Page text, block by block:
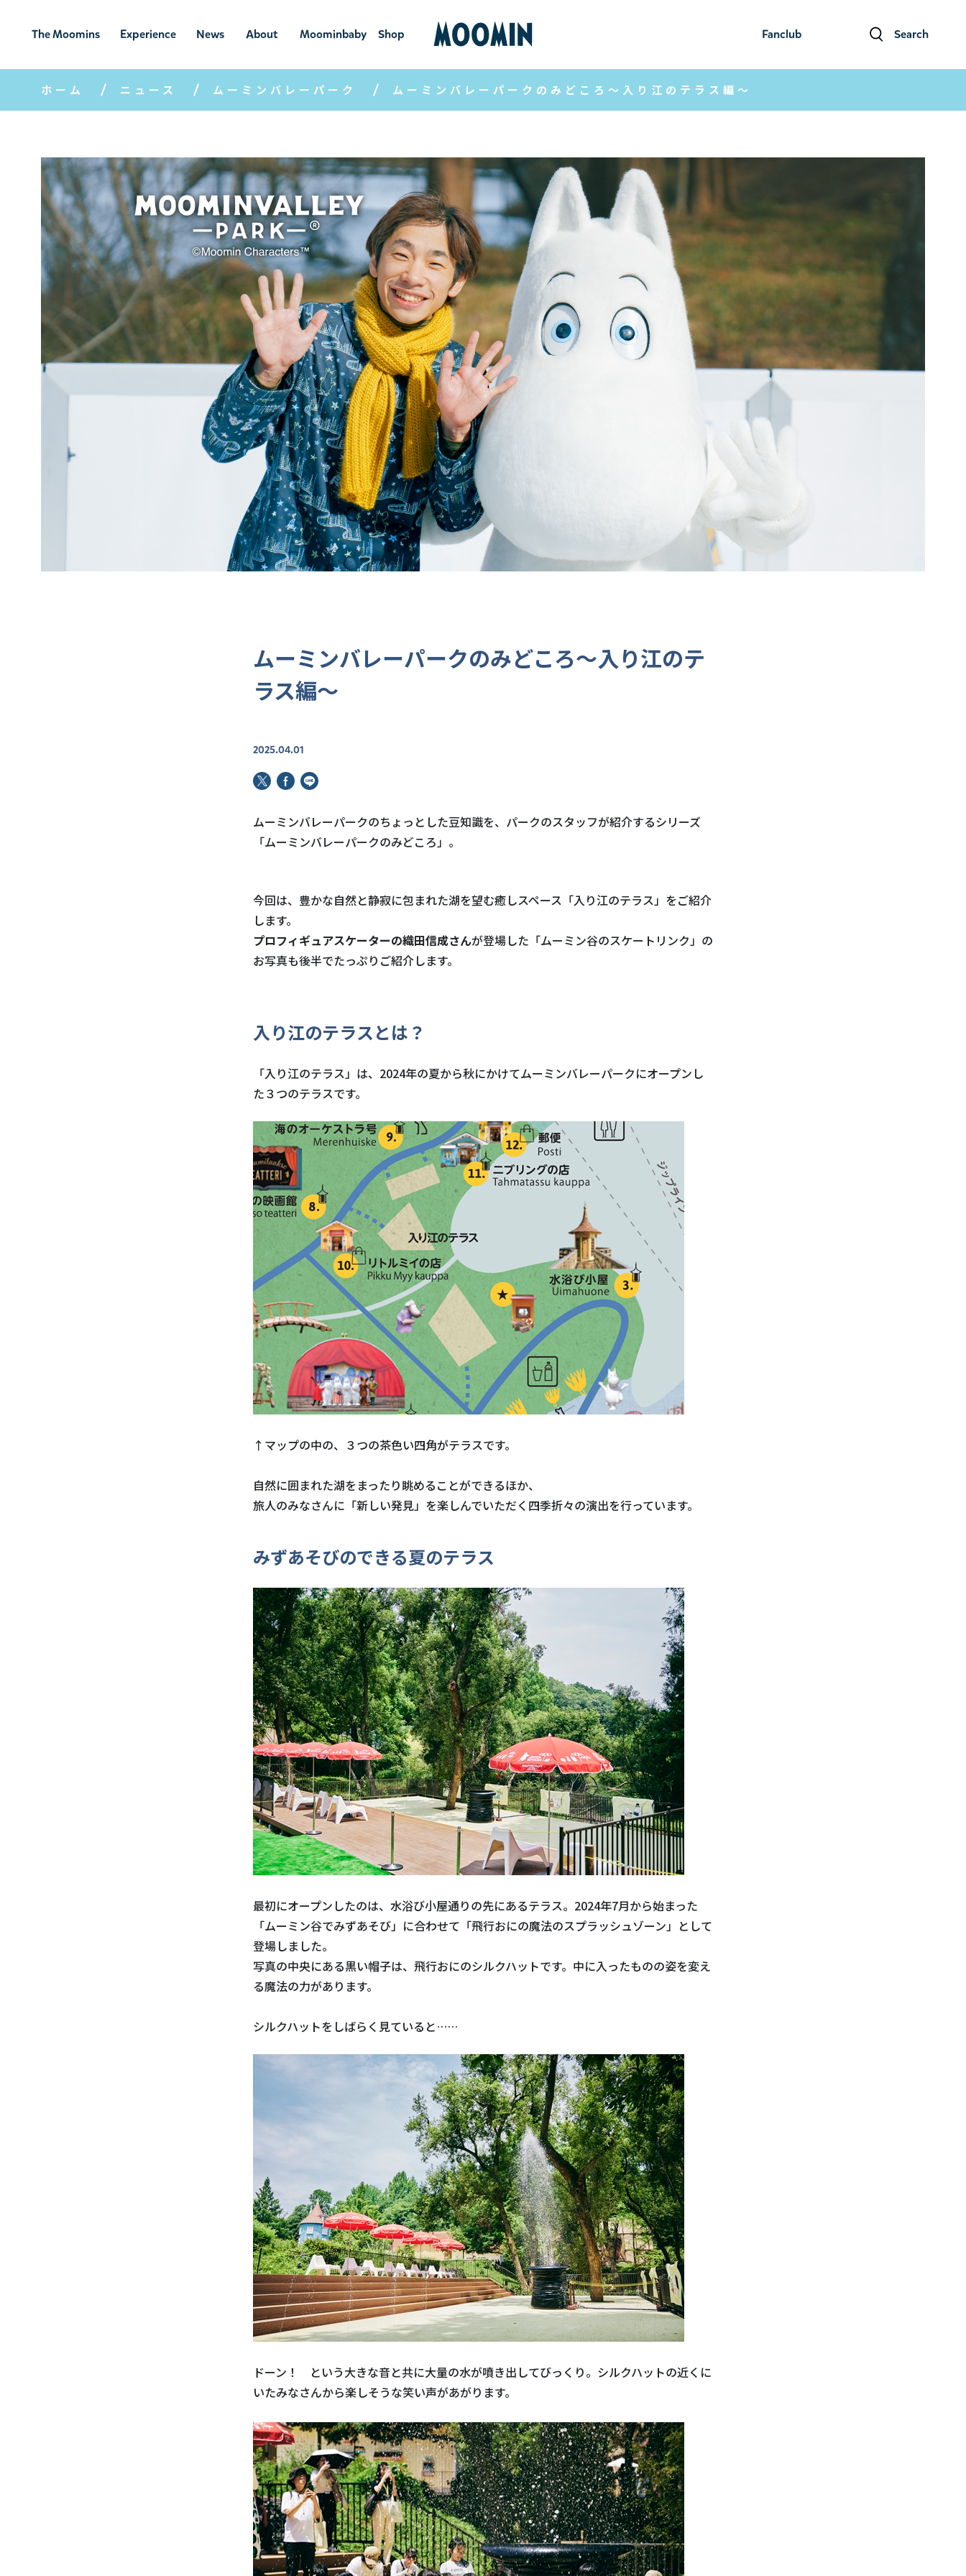
Fanclub Search
The Moomins
ムーミンの
世界
Experience
ムーミンの世
界を楽しむ
News
ニュ
ース
About
ムーミン
について
Moominbaby
ムーミンベ
ビー
Shop
ショ
ップ
ホーム ニュース ムーミンバレーパーク ムーミンバレーパークのみどころ～入り江のテラス編～
ムーミンバレーパークのみどころ～入り江のテ
ラス編～
2025.04.01
ムーミンバレーパークのちょっとした豆知識を、パークのスタッフが紹介するシリーズ
「ムーミンバレーパークのみどころ」。
今回は、 豊かな自然と静寂に包まれた湖を望む癒しスペース 「入り江のテラス」をご紹介
します。
プロフィギュアスケーターの織田信成さんが登場した「ムーミン谷のスケートリンク」の
お写真も後半でたっぷりご紹介します。
入り江のテラスとは？
「入り江のテラス」は、2024年の夏から秋にかけてムーミンバレーパークにオープンし
た３つのテラスです。
↑マップの中の、３つの茶色い四角がテラスです。
自然に囲まれた湖をまったり眺めることができるほか、
旅人のみなさんに「新しい発見」を楽しんでいただく四季折々の演出を行っています。
みずあそびのできる夏のテラス
最初にオープンしたのは、水浴び小屋通りの先にあるテラス。2024年7月から始まった
「ムーミン谷でみずあそび」に合わせて「飛行おにの魔法のスプラッシュゾーン」として
登場しました。
写真の中央にある黒い帽子は、飛行おにのシルクハットです。中に入ったものの姿を変え
る魔法の力があります。
シルクハットをしばらく見ていると……
ドーン！ という大きな音と共に大量の水が噴き出してびっくり。シルクハットの近くに
いたみなさんから楽しそうな笑い声があがります。